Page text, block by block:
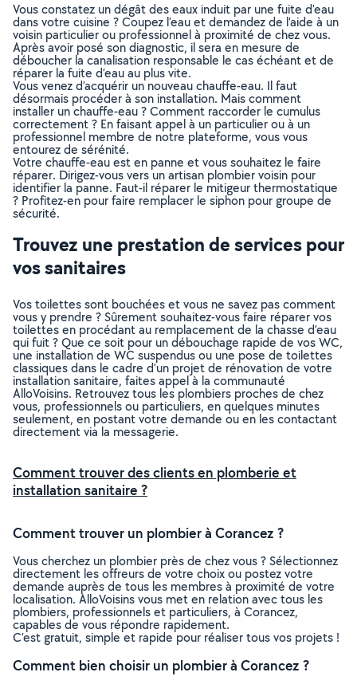
Vous constatez un dégât des eaux induit par une fuite d’eau
dans votre cuisine ? Coupez l’eau et demandez de l’aide à un
voisin particulier ou professionnel à proximité de chez vous.
Après avoir posé son diagnostic, il sera en mesure de
déboucher la canalisation responsable le cas échéant et de
réparer la fuite d’eau au plus vite.
Vous venez d’acquérir un nouveau chauffe-eau. Il faut
désormais procéder à son installation. Mais comment
installer un chauffe-eau ? Comment raccorder le cumulus
correctement ? En faisant appel à un particulier ou à un
professionnel membre de notre plateforme, vous vous
entourez de sérénité.
Votre chauffe-eau est en panne et vous souhaitez le faire
réparer. Dirigez-vous vers un artisan plombier voisin pour
identifier la panne. Faut-il réparer le mitigeur thermostatique
? Profitez-en pour faire remplacer le siphon pour groupe de
sécurité.
Trouvez une prestation de services pour
vos sanitaires
Vos toilettes sont bouchées et vous ne savez pas comment
vous y prendre ? Sûrement souhaitez-vous faire réparer vos
toilettes en procédant au remplacement de la chasse d’eau
qui fuit ? Que ce soit pour un débouchage rapide de vos WC,
une installation de WC suspendus ou une pose de toilettes
classiques dans le cadre d’un projet de rénovation de votre
installation sanitaire, faites appel à la communauté
AlloVoisins. Retrouvez tous les plombiers proches de chez
vous, professionnels ou particuliers, en quelques minutes
seulement, en postant votre demande ou en les contactant
directement via la messagerie.
Comment trouver des clients en plomberie et
installation sanitaire ?
Comment trouver un plombier à Corancez ?
Vous cherchez un plombier près de chez vous ? Sélectionnez
directement les offreurs de votre choix ou postez votre
demande auprès de tous les membres à proximité de votre
localisation. AlloVoisins vous met en relation avec tous les
plombiers, professionnels et particuliers, à Corancez,
capables de vous répondre rapidement.
C’est gratuit, simple et rapide pour réaliser tous vos projets !
Comment bien choisir un plombier à Corancez ?